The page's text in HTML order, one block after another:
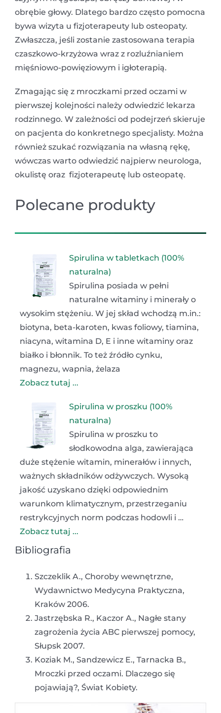
obrębie głowy. Dlatego bardzo często pomocna
bywa wizyta u fizjoterapeuty lub osteopaty.
Zwłaszcza, jeśli zostanie zastosowana terapia
czaszkowo-krzyżowa wraz z rozluźnianiem
mięśniowo-powięziowym i igłoterapią.
Zmagając się z mroczkami przed oczami w
pierwszej kolejności należy odwiedzić lekarza
rodzinnego. W zależności od podejrzeń skieruje
on pacjenta do konkretnego specjalisty. Można
również szukać rozwiązania na własną rękę,
wówczas warto odwiedzić najpierw neurologa,
okulistę oraz fizjoterapeutę lub osteopatę.
Polecane produkty
Spirulina w tabletkach (100%
naturalna)
Spirulina posiada w pełni
naturalne witaminy i minerały o
wysokim stężeniu. W jej skład wchodzą m.in.:
biotyna, beta-karoten, kwas foliowy, tiamina,
niacyna, witamina D, E i inne witaminy oraz
białko i błonnik. To też źródło cynku,
magnezu, wapnia, żelaza
Zobacz tutaj ...
Spirulina w proszku (100%
naturalna)
Spirulina w proszku to
słodkowodna alga, zawierająca
duże stężenie witamin, minerałów i innych,
ważnych składników odżywczych. Wysoką
jakość uzyskano dzięki odpowiednim
warunkom klimatycznym, przestrzeganiu
restrykcyjnych norm podczas hodowli i …
Zobacz tutaj ...
Bibliografia
Szczeklik A., Choroby wewnętrzne,
Wydawnictwo Medycyna Praktyczna,
Kraków 2006.
Jastrzębska R., Kaczor A., Nagłe stany
zagrożenia życia ABC pierwszej pomocy,
Słupsk 2007.
Koziak M., Sandzewicz E., Tarnacka B.,
Mroczki przed oczami. Dlaczego się
pojawiają?, Świat Kobiety.